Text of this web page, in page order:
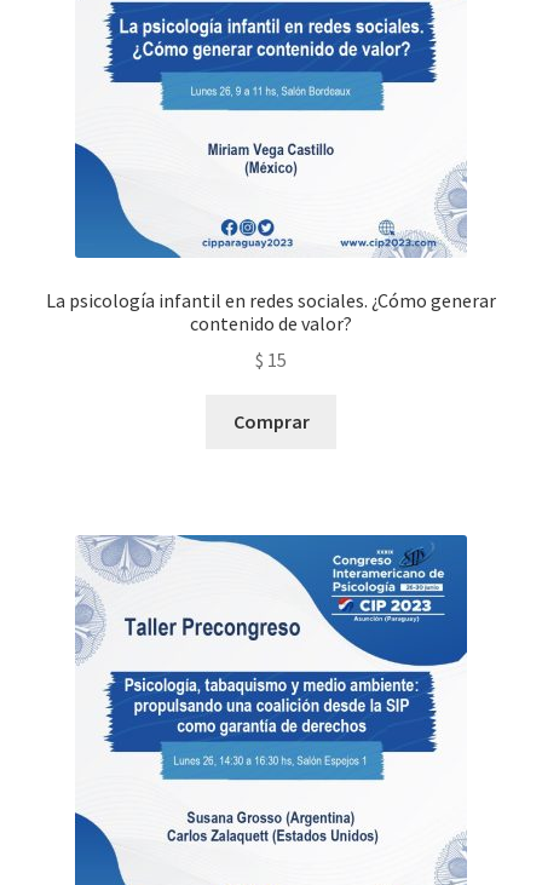
La psicología infantil en redes sociales. ¿Cómo generar
contenido de valor?
$ 15
Comprar